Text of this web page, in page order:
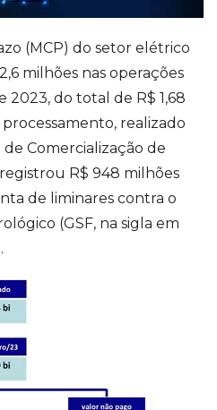
(MCP) do setor elétrico
milhões nas operações
do total de R$ 1,68
realizado
Comercialização de
R$ 948 milhões
de liminares contra o
(GSF, na sigla em